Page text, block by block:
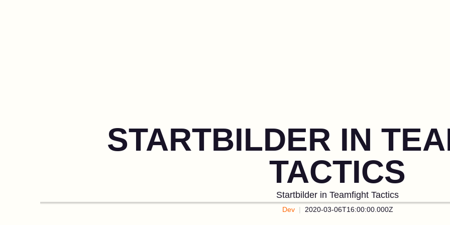
STARTBILDER IN
TACTICS
Startbilder in Teamfight Tactics
Dev 2020-03-06T16:00:00.000Z